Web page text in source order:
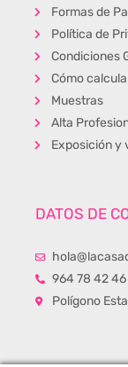
Formas de
Política de
Condiciones
Cómo
Muestras
Alta
Exposición y
DATOS DE
964 78 42 46
Polígono